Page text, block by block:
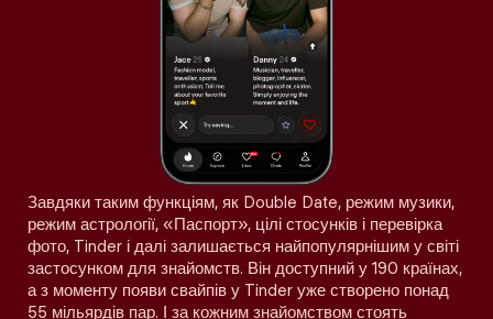
Завдяки таким функціям, як Double Date, режим музики,
режим астрології, «Паспорт», цілі стосунків і перевірка
фото, Tinder і далі залишається найпопулярнішим у світі
застосунком для знайомств. Він доступний у 190 країнах,
а з моменту появи свайпів у Tinder уже створено понад
55 мільярдів пар. І за кожним знайомством стоять